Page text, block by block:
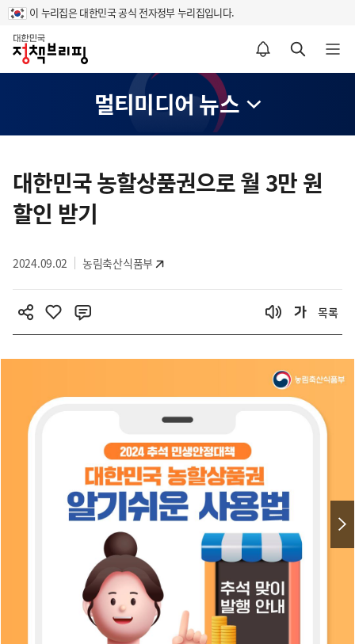
이 누리집은 대한민국 공식 전자정부 누리집입니다.
홈
알림설정 바로가기 검색 바로가기 메뉴 열기
멀티미디어 뉴스
텐
츠
영
대한민국 농할상품권으로 월 3만 원
할인 받기
2024.09.02 농림축산식품부
목록